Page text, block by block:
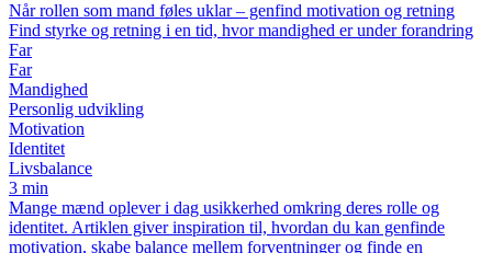
Når rollen som mand føles uklar – genfind motivation og retning
Find styrke og retning i en tid, hvor mandighed er under forandring
Far
Far
Mandighed
Personlig udvikling
Motivation
Identitet
Livsbalance
3 min
Mange mænd oplever i dag usikkerhed omkring deres rolle og
identitet. Artiklen giver inspiration til, hvordan du kan genfinde
motivation, skabe balance mellem forventninger og finde en